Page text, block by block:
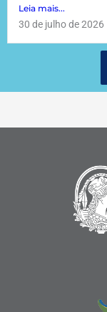
Leia mais...
30 de julho de 2026